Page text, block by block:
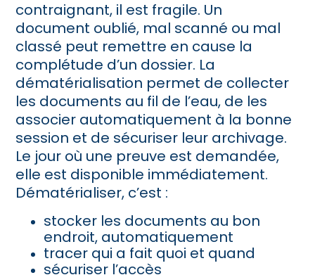
contraignant, il est fragile. Un
document oublié, mal scanné ou mal
classé peut remettre en cause la
complétude d’un dossier. La
dématérialisation permet de collecter
les documents au fil de l’eau, de les
associer automatiquement à la bonne
session et de sécuriser leur archivage.
Le jour où une preuve est demandée,
elle est disponible immédiatement.
Dématérialiser, c’est :
stocker les documents au bon
endroit, automatiquement
tracer qui a fait quoi et quand
sécuriser l’accès